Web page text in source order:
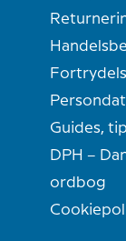
Guides,
DPH –
ordbog